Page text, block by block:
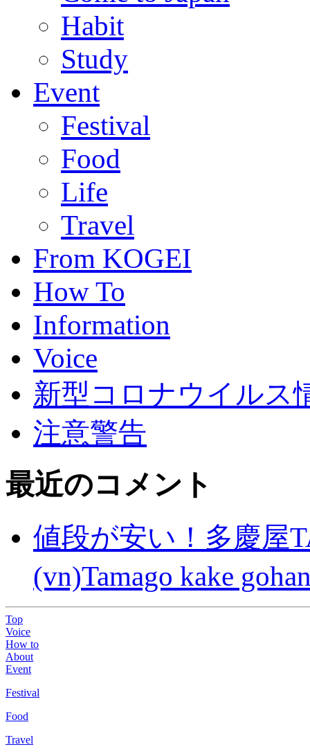
Habit
Study
Event
Festival
Food
Life
Travel
From KOGEI
How To
Information
Voice
新型コロナウイルス
注意警告
最近のコメント
値段が安い！多慶屋
(vn)Tamago kake
Top
Voice
How to
About
Event
Festival
Food
Travel